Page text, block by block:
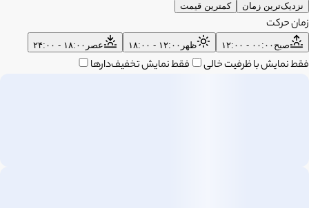
نزدیک‌ترین زمان کمترین قیمت
زمان حرکت
صبح ۰۰:۰۰ - ۱۲:۰۰ ظهر ۱۲:۰۰ - ۱۸:۰۰ عصر ۱۸:۰۰ - ۲۴:۰۰
فقط نمایش با ظرفیت خالی فقط نمایش تخفیف‌دارها